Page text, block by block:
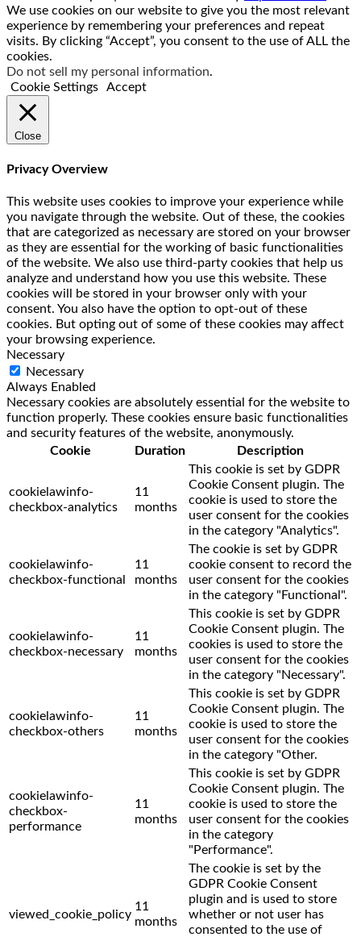
We use cookies on our website to give you the most relevant
experience by remembering your preferences and repeat
visits. By clicking “Accept”, you consent to the use of ALL the
cookies.
Do not sell my personal information.
Cookie Settings
Accept
Close
Privacy Overview
This website uses cookies to improve your experience while
you navigate through the website. Out of these, the cookies
that are categorized as necessary are stored on your browser
as they are essential for the working of basic functionalities
of the website. We also use third-party cookies that help us
analyze and understand how you use this website. These
cookies will be stored in your browser only with your
consent. You also have the option to opt-out of these
cookies. But opting out of some of these cookies may affect
your browsing experience.
Necessary
Necessary
Always Enabled
Necessary cookies are absolutely essential for the website to
function properly. These cookies ensure basic functionalities
and security features of the website, anonymously.
Cookie
Duration Description
cookielawinfo-
checkbox-analytics
11
months
This cookie is set by GDPR
Cookie Consent plugin. The
cookie is used to store the
user consent for the cookies
in the category "Analytics".
cookielawinfo-
checkbox-functional
11
months
The cookie is set by GDPR
cookie consent to record the
user consent for the cookies
in the category "Functional".
cookielawinfo-
checkbox-necessary
11
months
This cookie is set by GDPR
Cookie Consent plugin. The
cookies is used to store the
user consent for the cookies
in the category "Necessary".
cookielawinfo-
checkbox-others
11
months
This cookie is set by GDPR
Cookie Consent plugin. The
cookie is used to store the
user consent for the cookies
in the category "Other.
cookielawinfo-
checkbox-
performance
11
months
This cookie is set by GDPR
Cookie Consent plugin. The
cookie is used to store the
user consent for the cookies
in the category
"Performance".
viewed_cookie_policy
11
months
The cookie is set by the
GDPR Cookie Consent
plugin and is used to store
whether or not user has
consented to the use of